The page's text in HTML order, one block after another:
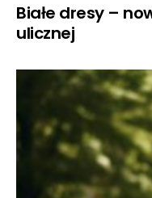
Białe dresy –
ulicznej